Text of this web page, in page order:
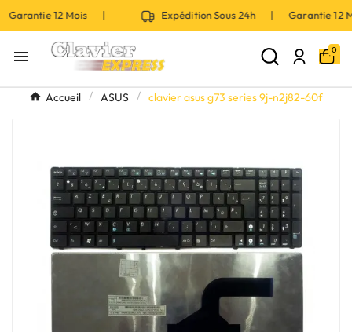
12 Mois | Expédition Sous 24h | Garantie
 0
Accueil ASUS clavier asus g73 series 9j-n2j82-60f